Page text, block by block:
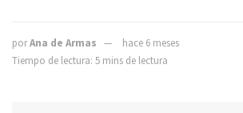
porAna de Armas
hace 6 meses
Tiempo de lectura: 5 mins de lectura